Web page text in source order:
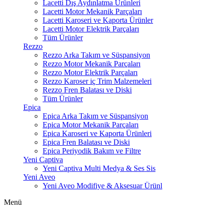
Lacetti Dış Aydınlatma Ürünleri
Lacetti Motor Mekanik Parçaları
Lacetti Karoseri ve Kaporta Ürünler
Lacetti Motor Elektrik Parçaları
Tüm Ürünler
Rezzo
Rezzo Arka Takım ve Süspansiyon
Rezzo Motor Mekanik Parçaları
Rezzo Motor Elektrik Parçaları
Rezzo Karoser iç Trim Malzemeleri
Rezzo Fren Balatası ve Diski
Tüm Ürünler
Epica
Epica Arka Takım ve Süspansiyon
Epica Motor Mekanik Parçaları
Epica Karoseri ve Kaporta Ürünleri
Epica Fren Balatası ve Diski
Epica Periyodik Bakım ve Filtre
Yeni Captiva
Yeni Captiva Multi Medya & Ses Sis
Yeni Aveo
Yeni Aveo Modifiye & Aksesuar Ürünl
Menü